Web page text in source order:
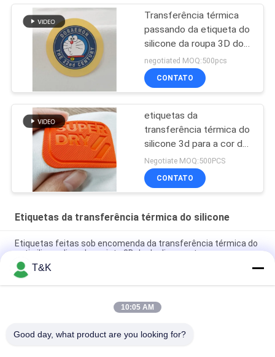
Transferência térmica
passando da etiqueta do
silicone da roupa 3D do
teste padrão dos
desenhos animados
negotiated MOQ:500pcs
CONTATO
etiquetas da
transferência térmica do
silicone 3d para a cor de
Pantone do tipo da roupa
Negotiate MOQ:500PCS
CONTATO
Etiquetas da transferência térmica do silicone
Etiquetas feitas sob encomenda da transferência térmica do
anti silicone livre do projeto 3D do deslizamento
Remendo imprimindo de seda da fábrica brilhante das
etiquetas da transferência térmica do silicone de 1.2mm
Os animais dão forma a 3D 7cm o vestuário da transferência
T&K
10:05 AM
Good day, what product are you looking for?